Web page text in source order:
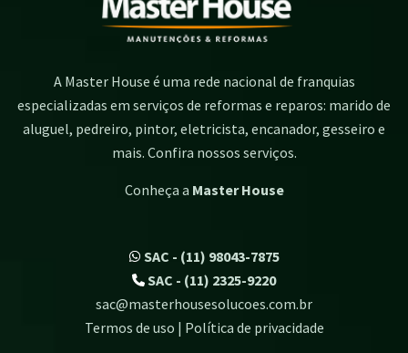
A Master House é uma rede nacional de franquias
especializadas em serviços de reformas e reparos: marido de
aluguel, pedreiro, pintor, eletricista, encanador, gesseiro e
mais. Confira nossos serviços.
Conheça a Master House
SAC - (11) 98043-7875
SAC - (11) 2325-9220
sac@masterhousesolucoes.com.br
Termos de uso | Política de privacidade